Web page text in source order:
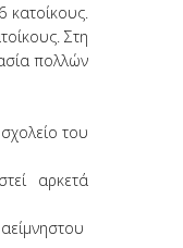
κατοίκους.
Στη
πολλών
του
αρκετά